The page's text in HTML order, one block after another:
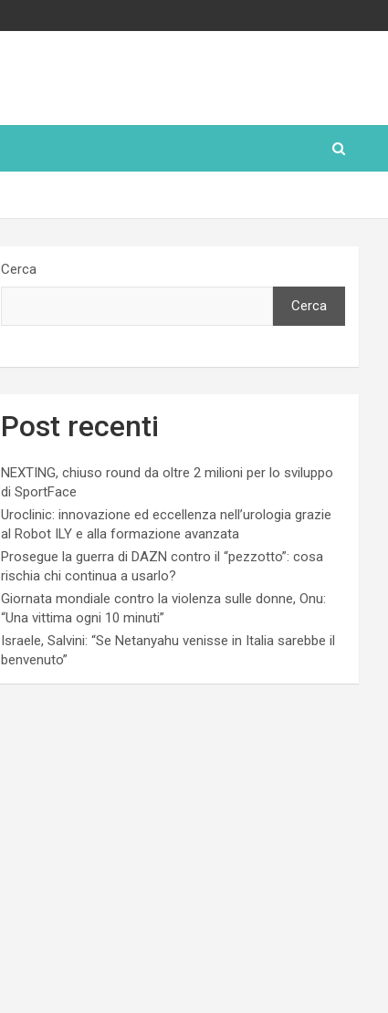
Cerca
Cerca
Post recenti
NEXTING, chiuso round da oltre 2 milioni per lo sviluppo
di SportFace
Uroclinic: innovazione ed eccellenza nell’urologia grazie
al Robot ILY e alla formazione avanzata
Prosegue la guerra di DAZN contro il “pezzotto”: cosa
rischia chi continua a usarlo?
Giornata mondiale contro la violenza sulle donne, Onu:
“Una vittima ogni 10 minuti”
Israele, Salvini: “Se Netanyahu venisse in Italia sarebbe il
benvenuto”